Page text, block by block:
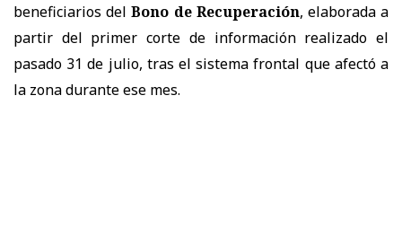
beneficiarios delBono de Recuperación, elaborada a
partir del primer corte de información realizado el
pasado 31 de julio, tras el sistema frontal que afectó a
la zona durante ese mes.